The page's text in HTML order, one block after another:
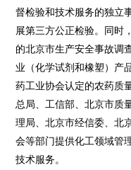
督检验和技术服务的独立
展第三方公正检验。同时
的北京市生产安全事故调
业（化学试剂和橡塑）产
药工业协会认定的农药质
总局、工信部、北京市质
理局、北京市经信委、北
会等部门提供化工领域管
技术服务。